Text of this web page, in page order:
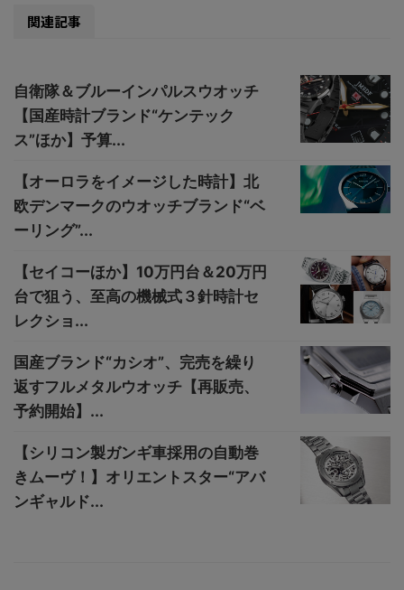
関連記事
自衛隊＆ブルーインパルスウオッチ
【国産時計ブランド“ケンテック
ス”ほか】予算...
【オーロラをイメージした時計】北
欧デンマークのウオッチブランド“ベ
ーリング”...
【セイコーほか】10万円台＆20万円
台で狙う、至高の機械式３針時計セ
レクショ...
国産ブランド“カシオ”、完売を繰り
返すフルメタルウオッチ【再販売、
予約開始】...
【シリコン製ガンギ車採用の自動巻
きムーヴ！】オリエントスター“アバ
ンギャルド...